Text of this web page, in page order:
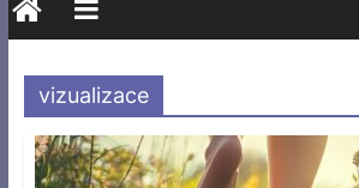
vizualizace